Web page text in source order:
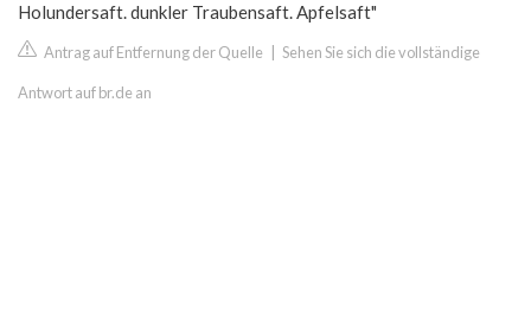
Holundersaft. dunkler Traubensaft. Apfelsaft"
Antrag auf Entfernung der Quelle Sehen Sie sich die vollständige
Antwort auf br.de an